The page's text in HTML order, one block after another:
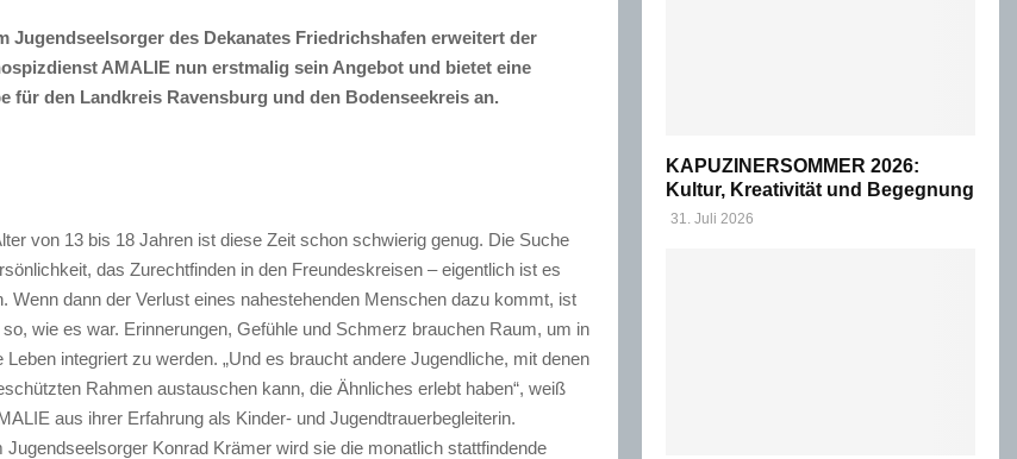
Jugendseelsorger des Dekanates Friedrichshafen erweitert der
AMALIE nun erstmalig sein Angebot und bietet eine
für den Landkreis Ravensburg und den Bodenseekreis an.
von 13 bis 18 Jahren ist diese Zeit schon schwierig genug. Die Suche
das Zurechtfinden in den Freundeskreisen – eigentlich ist es
Wenn dann der Verlust eines nahestehenden Menschen dazu kommt, ist
wie es war. Erinnerungen, Gefühle und Schmerz brauchen Raum, um in
Leben integriert zu werden. „Und es braucht andere Jugendliche, mit denen
Rahmen austauschen kann, die Ähnliches erlebt haben“, weiß
aus ihrer Erfahrung als Kinder- und Jugendtrauerbegleiterin.
Konrad Krämer wird sie die monatlich stattfindende
KAPUZINERSOMMER 2026:
Kultur, Kreativität und Begegnung
31. Juli 2026